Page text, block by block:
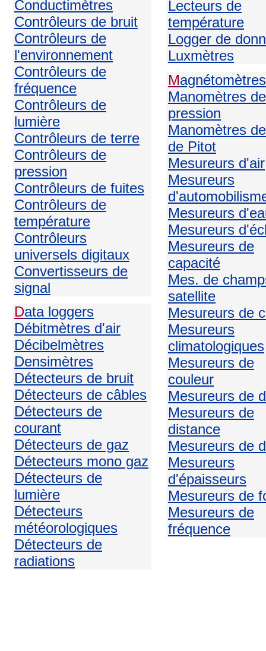
Conductimètres
Contrôleurs de bruit
Contrôleurs de
l'environnement
Contrôleurs de
fréquence
Contrôleurs de
lumière
Contrôleurs de terre
Contrôleurs de
pression
Contrôleurs de fuites
Contrôleurs de
température
Contrôleurs
universels digitaux
Convertisseurs de
signal
Data loggers
Débitmètres d'air
Décibelmètres
Densimètres
Détecteurs de bruit
Détecteurs de câbles
Détecteurs de
courant
Détecteurs de gaz
Détecteurs mono gaz
Détecteurs de
lumière
Détecteurs
météorologiques
Détecteurs de
radiations
Lecteurs de
température
Logger de
Luxmètres
Magnétomètres
Manomètres de
pression
Manomètres
de Pitot
Mesureurs d'air
Mesureurs
Mesureurs
Mesureurs
Mesureurs de
capacité
Mes. de
satellite
Mesureurs de
Mesureurs
climatologiques
Mesureurs de
couleur
Mesureurs de
Mesureurs de
distance
Mesureurs de
Mesureurs
d'épaisseurs
Mesureurs de
Mesureurs de
fréquence